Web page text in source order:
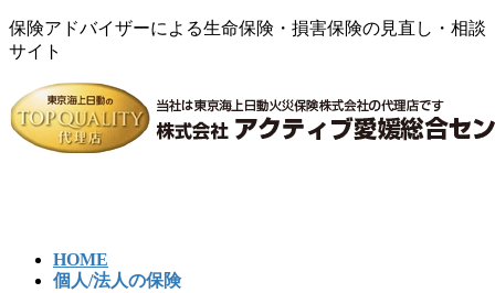
保険アドバイザーによる生命保険・損害保険の見直し・相談
サイト
コ
ン
テ
ナ
ビ
ゲ
HOME
個人/法人の保険